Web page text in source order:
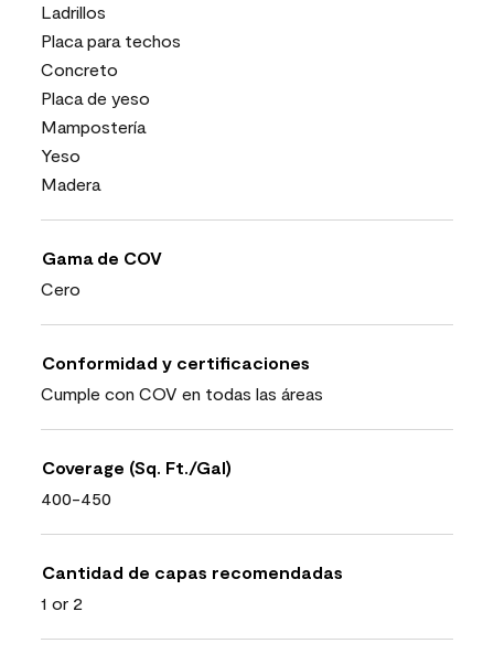
Ladrillos
Placa para techos
Concreto
Placa de yeso
Mampostería
Yeso
Madera
Gama de COV
Cero
Conformidad y certificaciones
Cumple con COV en todas las áreas
Coverage (Sq. Ft./Gal)
400-450
Cantidad de capas recomendadas
1 or 2